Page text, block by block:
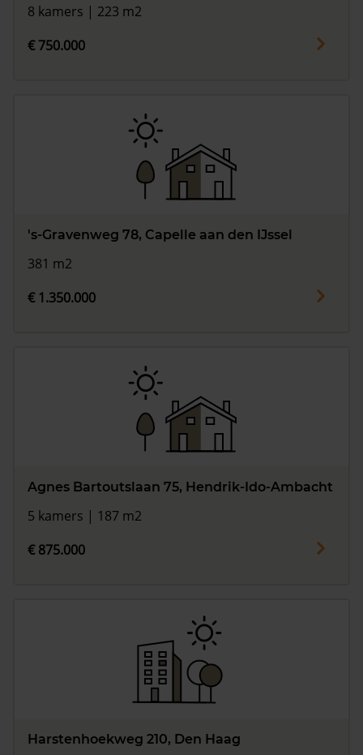
8 kamers | 223 m2
€ 750.000
's-Gravenweg 78, Capelle aan den IJssel
381 m2
€ 1.350.000
Agnes Bartoutslaan 75, Hendrik-Ido-Ambacht
5 kamers | 187 m2
€ 875.000
Harstenhoekweg 210, Den Haag